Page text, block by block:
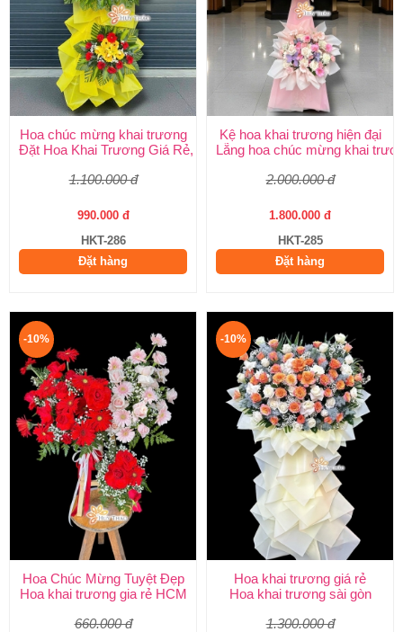
Hoa chúc mừng khai trương
Đặt Hoa Khai Trương Giá Rẻ, Đẹp Sang Trọng – Shop Hoa Khai
1.100.000 đ
990.000 đ
HKT-286
Đặt hàng
Kệ hoa khai trương hiện đại
Lẵng hoa chúc mừng khai
2.000.000 đ
1.800.000 đ
HKT-285
Đặt hàng
-10%
Hoa Chúc Mừng Tuyệt Đẹp
Hoa khai trương gia rẻ HCM
660.000 đ
-10%
Hoa khai trương giá rẻ
Hoa khai trương sài gòn
1.300.000 đ